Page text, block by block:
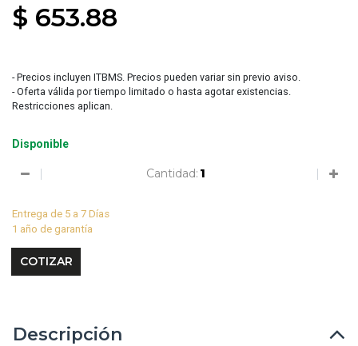
$ 653.88
- Precios incluyen ITBMS. Precios pueden variar sin previo aviso.
- Oferta válida por tiempo limitado o hasta agotar existencias.
Restricciones aplican.
Disponible
Cantidad:
Entrega de 5 a 7 Días
1 año de garantía
Descripción